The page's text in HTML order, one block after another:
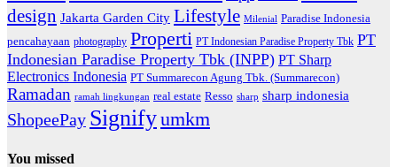
design Jakarta Garden City Lifestyle Milenial Paradise Indonesia
pencahayaan photography Properti PT Indonesian Paradise Property Tbk PT
Indonesian Paradise Property Tbk (INPP) PT Sharp
Electronics Indonesia PT Summarecon Agung Tbk. (Summarecon)
Ramadan ramah lingkungan real estate Resso sharp sharp indonesia
ShopeePay Signifyumkm
You missed